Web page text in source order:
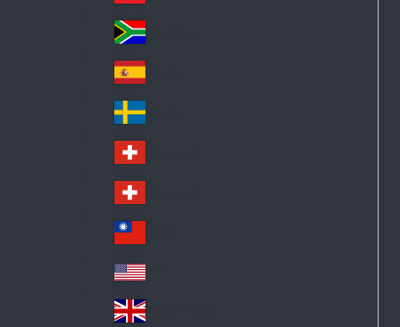
d
Slo
va
kia
So
uth
Af
ric
a
Sp
ain
Sw
ed
en
Sw
itz
erl
an
d
Sw
itz
erl
an
d
wa
n
A